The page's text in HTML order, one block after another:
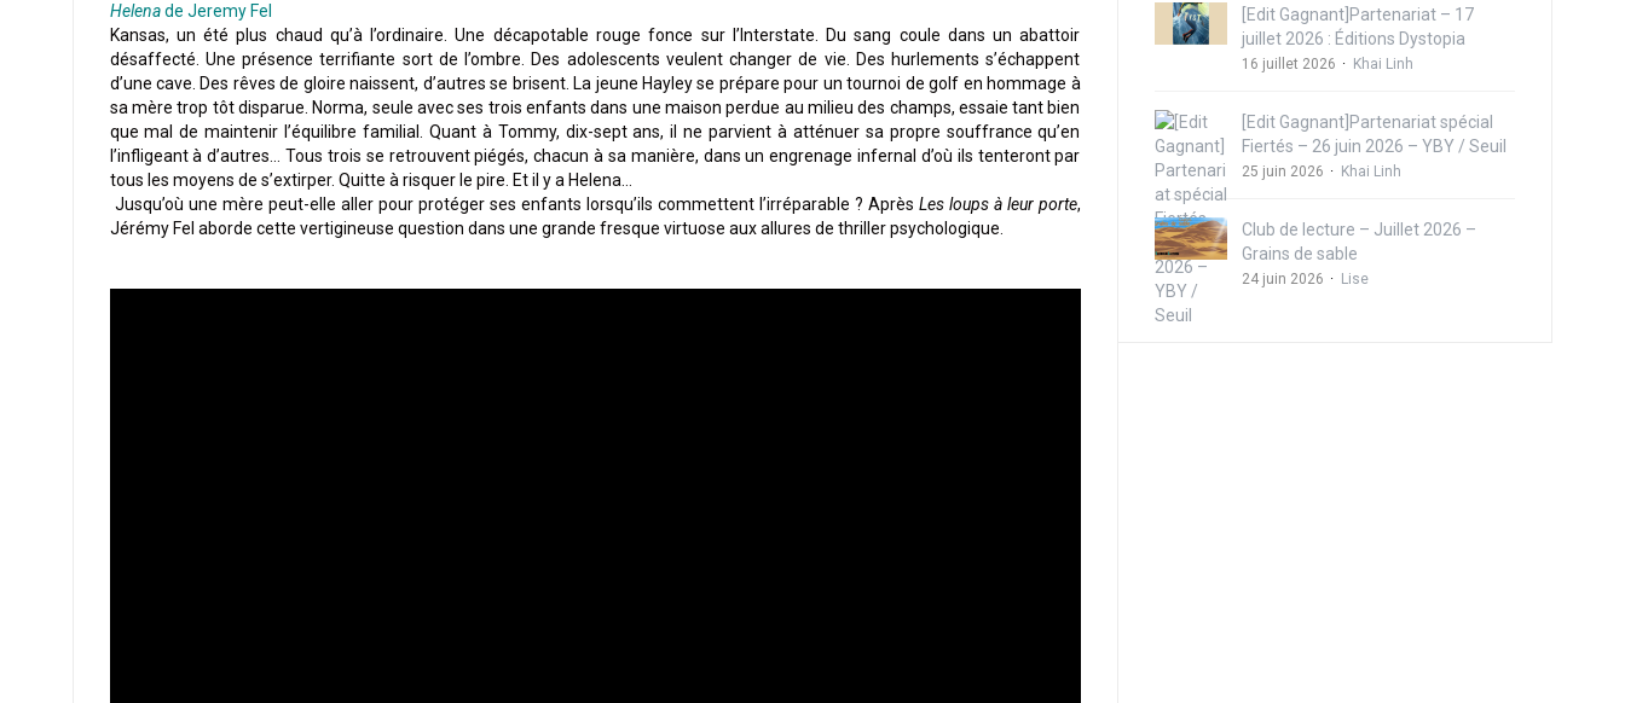
Helenade Jeremy Fel
Kansas, un été plus chaud qu’à l’ordinaire. Une décapotable rouge fonce sur l’Interstate. Du sang coule dans un abattoir
désaffecté. Une présence terrifiante sort de l’ombre. Des adolescents veulent changer de vie. Des hurlements s’échappent
d’une cave. Des rêves de gloire naissent, d’autres se brisent. La jeune Hayley se prépare pour un tournoi de golf en hommage à
sa mère trop tôt disparue. Norma, seule avec ses trois enfants dans une maison perdue au milieu des champs, essaie tant bien
que mal de maintenir l’équilibre familial. Quant à Tommy, dix-sept ans, il ne parvient à atténuer sa propre souffrance qu’en
l’infligeant à d’autres… Tous trois se retrouvent piégés, chacun à sa manière, dans un engrenage infernal d’où ils tenteront par
tous les moyens de s’extirper. Quitte à risquer le pire. Et il y a Helena…
Jusqu’où une mère peut-elle aller pour protéger ses enfants lorsqu’ils commettent l’irréparable ? Après Les loups à leur porte,
Jérémy Fel aborde cette vertigineuse question dans une grande fresque virtuose aux allures de thriller psychologique.
[Edit Gagnant]Partenariat – 17
juillet 2026 : Éditions Dystopia
16 juillet 2026 Khai Linh
[Edit Gagnant]Partenariat spécial
Fiertés – 26 juin 2026 – YBY / Seuil
25 juin 2026 Khai Linh
Club de lecture – Juillet 2026 –
Grains de sable
24 juin 2026 Lise